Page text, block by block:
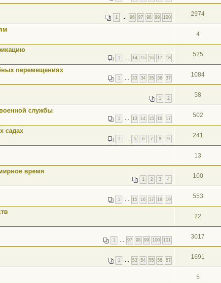
1 … 96 97 98 99 100 2974
4
1 … 14 15 16 17 18 525
перемещениях
1 … 33 34 35 36 37 1084
1 2 58
службы
1 … 13 14 15 16 17 502
садах
1 … 5 6 7 8 9 241
13
время
1 2 3 4 100
1 … 15 16 17 18 19 553
22
1 … 97 98 99 100 101 3017
1 … 53 54 55 56 57 1691
5